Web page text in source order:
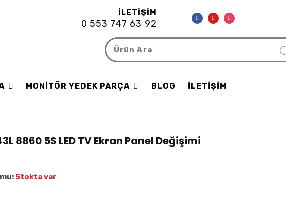
İLETIŞIM
0 553 747 63 92
MONİTÖR YEDEK PARÇA BLOG İLETIŞIM
8860 5S LED TV Ekran Panel Değişimi
Stokta var